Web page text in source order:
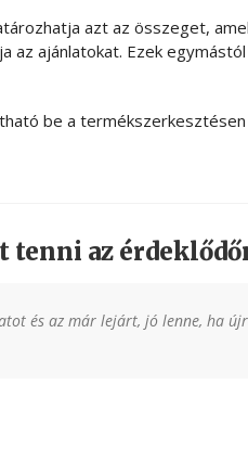
azt az összeget,
az ajánlatokat. Ezek
be a termékszerkesztésen
tenni az
és az már lejárt, jó lenne, ha